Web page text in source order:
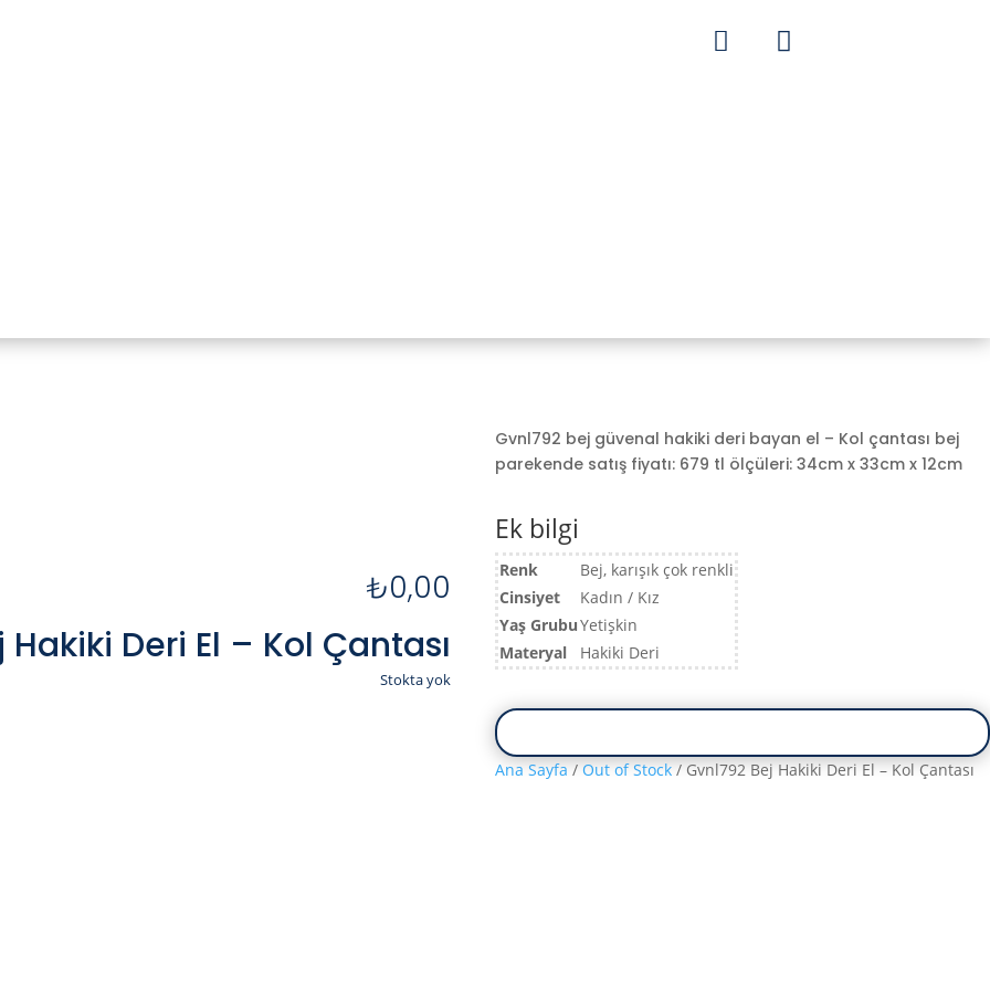
 
₺0,00
Hakiki Deri El – Kol Çantası
Stokta yok
Gvnl792 bej güvenal hakiki deri bayan el – Kol çantası bej
parekende satış fiyatı: 679 tl ölçüleri: 34cm x 33cm x 12cm
Ek bilgi
Renk
Bej, karışık çok renkli
Cinsiyet
Kadın / Kız
Yaş GrubuYetişkin
Materyal
Hakiki Deri
Ana Sayfa / Out of Stock / Gvnl792 Bej Hakiki Deri El – Kol Çantası